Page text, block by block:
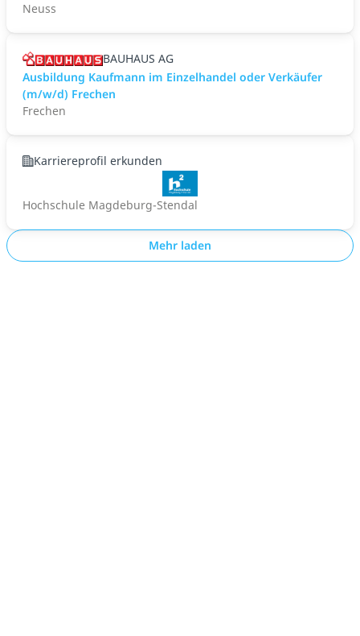
Neuss
BAUHAUS AG
Ausbildung Kaufmann im Einzelhandel oder Verkäufer
(m/w/d) Frechen
Frechen
Karriereprofil erkunden
Hochschule Magdeburg-Stendal
Mehr laden